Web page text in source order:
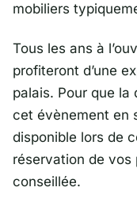
mobiliers
Tous les ans à
profiteront d’une
palais. Pour que
cet évènement en
disponible lors de
réservation de
conseillée.